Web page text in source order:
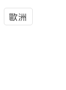
歐洲